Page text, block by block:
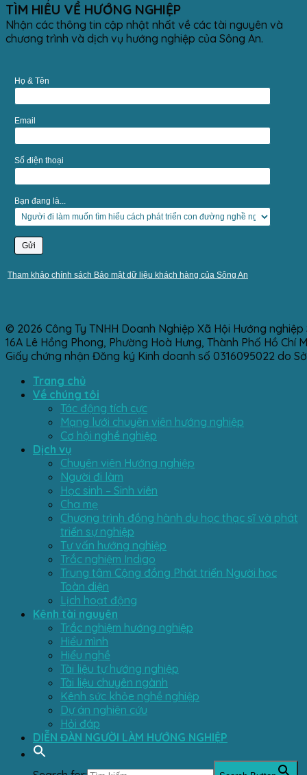
TÌM HIỂU VỀ HƯỚNG NGHIỆP
Nhận các thông tin cập nhật nhất về các tài nguyên và
chương trình và dịch vụ hướng nghiệp của Sông An.
Họ & Tên
Email
Số điện thoại
Bạn đang là...
Tham khảo chính sách Bảo mật dữ liệu khách hàng của Sông An
© 2026 Công Ty TNHH Doanh Nghiệp Xã Hội Hướng nghiệp
16A Lê Hồng Phong, Phường Hoà Hưng, Thành Phố Hồ Chí
Giấy chứng nhận Đăng ký Kinh doanh số 0316095022 do
Trang chủ
Về chúng tôi
Tác động tích cực
Mạng lưới chuyên viên hướng nghiệp
Cơ hội nghề nghiệp
Dịch vụ
Chuyên viên Hướng nghiệp
Người đi làm
Học sinh – Sinh viên
Cha mẹ
Chương trình đồng hành du học thạc sĩ và phát
triển sự nghiệp
Tư vấn hướng nghiệp
Trắc nghiệm Indigo
Trung tâm Cộng đồng Phát triển Người học
Toàn diện
Lịch hoạt động
Kênh tài nguyên
Trắc nghiệm hướng nghiệp
Hiểu mình
Hiểu nghề
Tài liệu tự hướng nghiệp
Tài liệu chuyên ngành
Kênh sức khỏe nghề nghiệp
Dự án nghiên cứu
Hỏi đáp
DIỄN ĐÀN NGƯỜI LÀM HƯỚNG NGHIỆP